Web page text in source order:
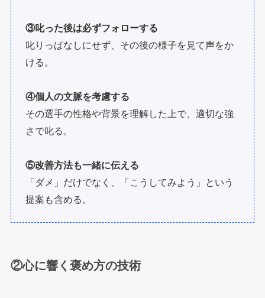
③叱った後は必ずフォローする
叱りっぱなしにせず、その後の様子を見て声をか
ける。
④個人の文脈を考慮する
その選手の性格や背景を理解した上で、適切な強
さで叱る。
⑤改善方法も一緒に伝える
「ダメ」だけでなく、「こうしてみよう」という
提案も含める。
②心に響く褒め方の技術